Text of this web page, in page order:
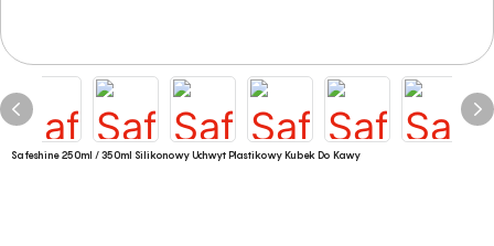
Safeshine 250ml / 350ml Silikonowy Uchwyt Plastikowy Kubek Do Kawy